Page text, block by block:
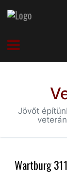
Jövőt
Wartburg